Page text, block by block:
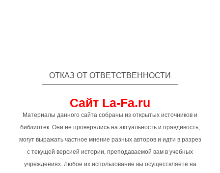
ОТКАЗ ОТ ОТВЕТСТВЕННОСТИ
Сайт La-Fa.ru
Материалы данного сайта собраны из открытых источников и
библиотек. Они не проверялись на актуальность и правдивость,
могут выражать частное мнение разных авторов и идти в разрез
с текущей версией истории, преподаваемой вам в учебных
учреждениях. Любое их использование вы осуществляете на